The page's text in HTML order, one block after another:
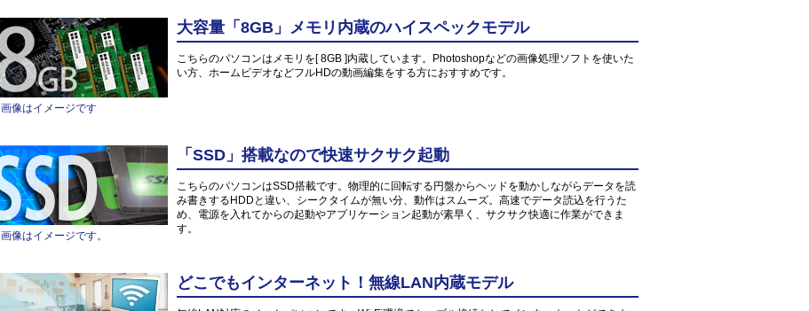
像はイメージです
大容量「8GB」メモリ内蔵のハイスペックモデル
こちらのパソコンはメモリを[ 8GB ]内蔵しています。Photoshopなどの画像処理ソフトを使いた
い方、ホームビデオなどフルHDの動画編集をする方におすすめです。
像はイメージです。
「SSD」搭載なので快速サクサク起動
こちらのパソコンはSSD搭載です。物理的に回転する円盤からヘッドを動かしながらデータを読
み書きするHDDと違い、シークタイムが無い分、動作はスムーズ。高速でデータ読込を行うた
め、電源を入れてからの起動やアプリケーション起動が素早く、サクサク快適に作業ができま
す。
どこでもインターネット！無線LAN内蔵モデル